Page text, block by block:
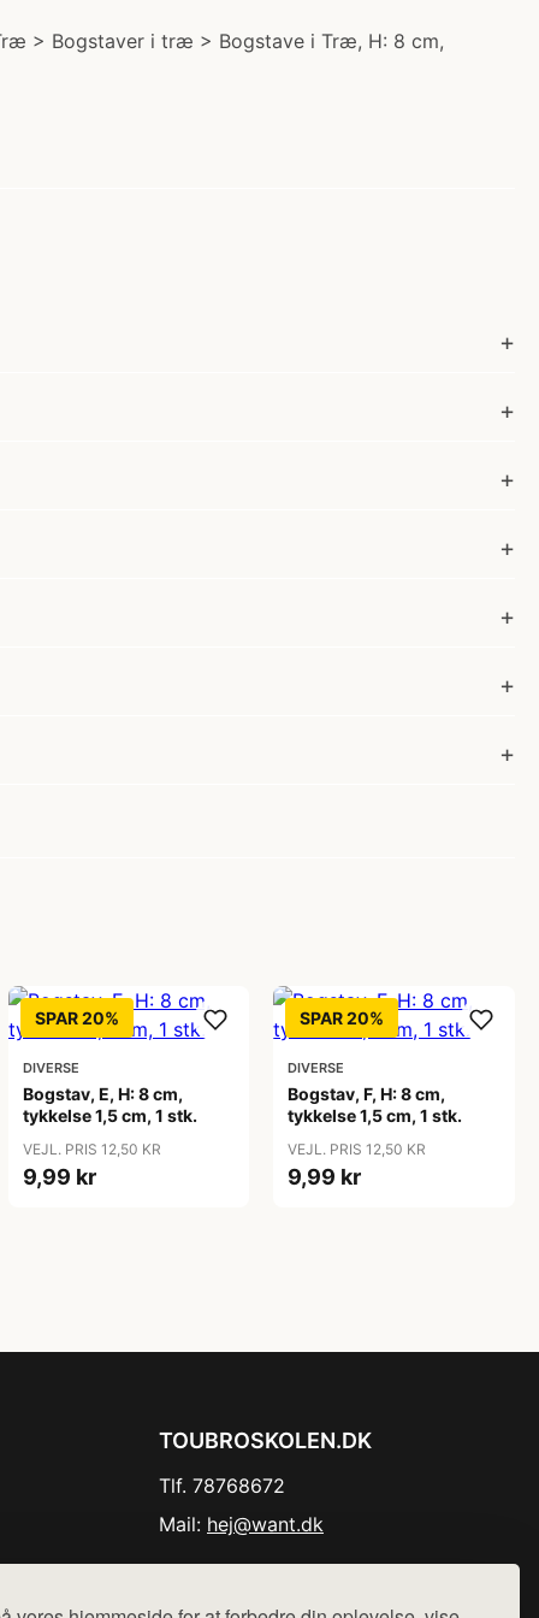
> Bogstaver i træ > Bogstave i Træ, H: 8 cm,
SPAR 20%
DIVERSE
Bogstav, E, H: 8 cm,
tykkelse 1,5 cm, 1 stk.
VEJL. PRIS 12,50 KR
9,99 kr
SPAR 20%
DIVERSE
Bogstav, F, H: 8 cm,
tykkelse 1,5 cm, 1 stk.
VEJL. PRIS 12,50 KR
9,99 kr
TOUBROSKOLEN.DK
Tlf. 78768672
Mail: hej@want.dk